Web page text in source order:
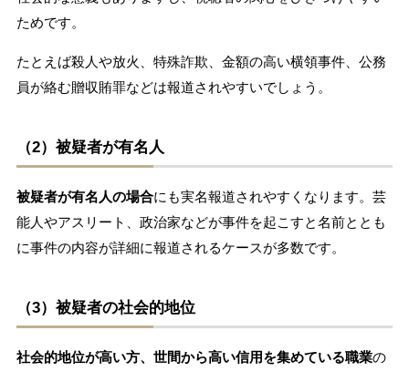
ためです。
たとえば殺人や放火、特殊詐欺、金額の高い横領事件、公務
員が絡む贈収賄罪などは報道されやすいでしょう。
（2）被疑者が有名人
被疑者が有名人の場合にも実名報道されやすくなります。芸
能人やアスリート、政治家などが事件を起こすと名前ととも
に事件の内容が詳細に報道されるケースが多数です。
（3）被疑者の社会的地位
社会的地位が高い方、世間から高い信用を集めている職業の